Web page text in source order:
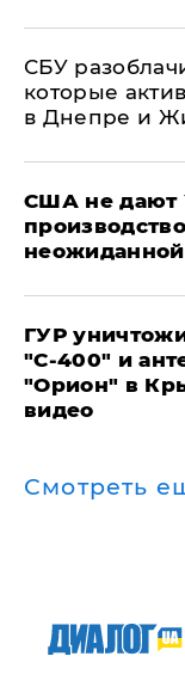
СБУ
которые
в Днепре и
США не дают
ГУР
"С‑400" и
"Орион" в
видео
Смотреть